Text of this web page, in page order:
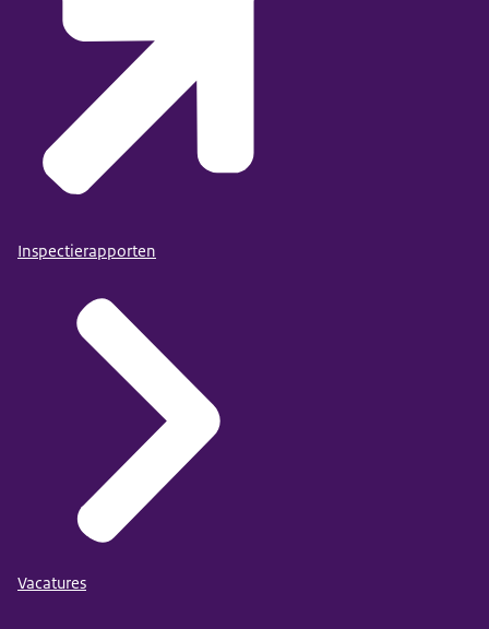
Inspectierapporten
Vacatures